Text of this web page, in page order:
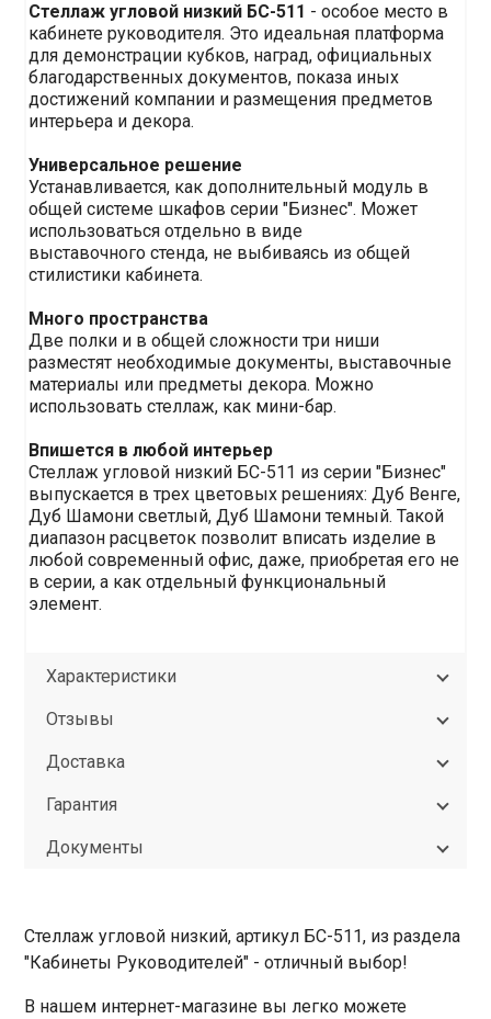
Стеллаж угловой низкий БС-511 - особое место в
кабинете руководителя. Это идеальная платформа
для демонстрации кубков, наград, официальных
благодарственных документов, показа иных
достижений компании и размещения предметов
интерьера и декора.
Универсальное решение
Устанавливается, как дополнительный модуль в
общей системе шкафов серии "Бизнес". Может
использоваться отдельно в виде
выставочного стенда, не выбиваясь из общей
стилистики кабинета.
Много пространства
Две полки и в общей сложности три ниши
разместят необходимые документы, выставочные
материалы или предметы декора. Можно
использовать стеллаж, как мини-бар.
Впишется в любой интерьер
Стеллаж угловой низкий БС-511 из серии "Бизнес"
выпускается в трех цветовых решениях: Дуб Венге,
Дуб Шамони светлый, Дуб Шамони темный. Такой
диапазон расцветок позволит вписать изделие в
любой современный офис, даже, приобретая его не
в серии, а как отдельный функциональный
элемент.
Характеристики
Отзывы
Доставка
Гарантия
Документы
Стеллаж угловой низкий, артикул БС-511, из раздела
"Кабинеты Руководителей" - отличный выбор!
В нашем интернет-магазине вы легко можете